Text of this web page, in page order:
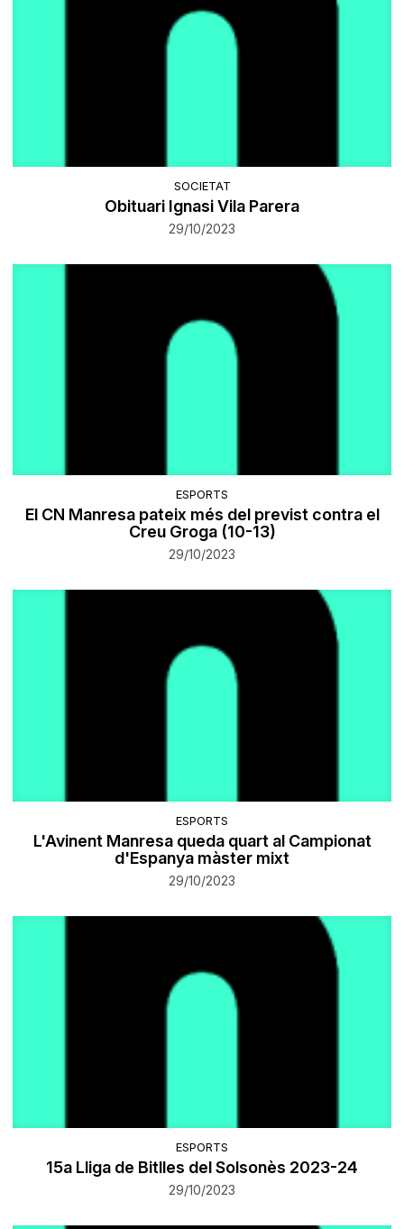
SOCIETAT
Obituari Ignasi Vila Parera
29/10/2023
ESPORTS
El CN Manresa pateix més del previst contra el
Creu Groga (10-13)
29/10/2023
ESPORTS
L'Avinent Manresa queda quart al Campionat
d'Espanya màster mixt
29/10/2023
ESPORTS
15a Lliga de Bitlles del Solsonès 2023-24
29/10/2023